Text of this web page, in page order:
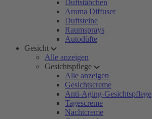
Duftstäbchen
Aroma Diffuser
Duftsteine
Raumsprays
Autodüfte
Gesicht
Alle anzeigen
Gesichtspflege
Alle anzeigen
Gesichtscreme
Anti-Aging-Gesichtspflege
Tagescreme
Nachtcreme